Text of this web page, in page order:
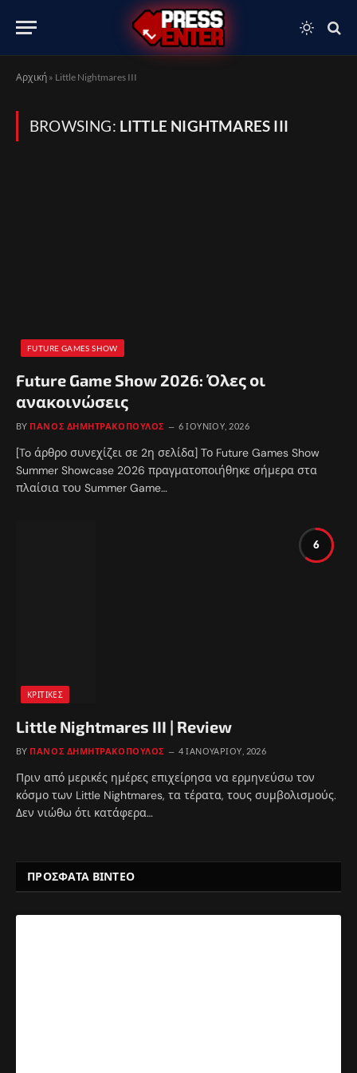
Αρχική » Little Nightmares III
BROWSING: LITTLE NIGHTMARES III
FUTURE GAMES SHOW
Future Game Show 2026: Όλες οι
ανακοινώσεις
BY ΠΆΝΟΣ ΔΗΜΗΤΡΑΚΌΠΟΥΛΟΣ 6 ΙΟΥΝΊΟΥ, 2026
[To άρθρο συνεχίζει σε 2η σελίδα] Το Future Games Show
Summer Showcase 2026 πραγματοποιήθηκε σήμερα στα
πλαίσια του Summer Game…
6
ΚΡΙΤΙΚΈΣ
Little Nightmares III | Review
BY ΠΆΝΟΣ ΔΗΜΗΤΡΑΚΌΠΟΥΛΟΣ 4 ΙΑΝΟΥΑΡΊΟΥ, 2026
Πριν από μερικές ημέρες επιχείρησα να ερμηνεύσω τον
κόσμο των Little Nightmares, τα τέρατα, τους συμβολισμούς.
Δεν νιώθω ότι κατάφερα…
ΠΡΟΣΦΑΤΑ ΒΙΝΤΕΟ